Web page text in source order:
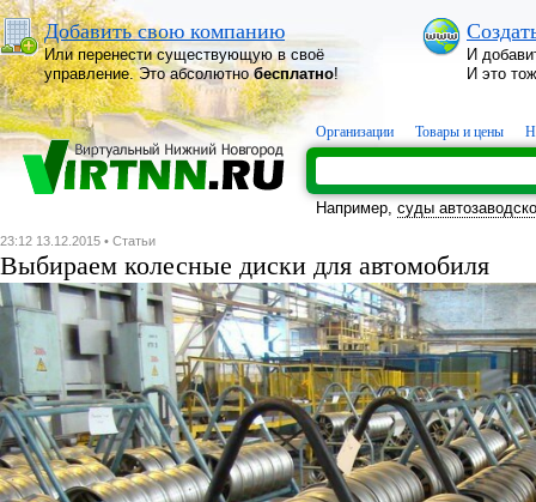
Добавить свою компанию
Или перенести существующую в своё
управление. Это абсолютнобесплатно!
И
И это
Организации Товары и цены
Например, суды
23:12 13.12.2015 • Статьи
Выбираем колесные диски для автомобиля